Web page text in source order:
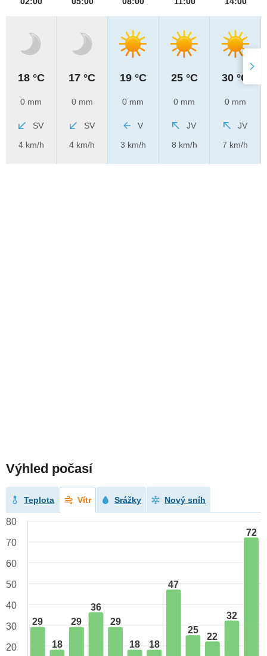
18 °C
0 mm
SV
4 km/h
17 °C
0 mm
SV
4 km/h
19 °C
0 mm
V
3 km/h
25 °C
0 mm
JV
8 km/h
30 °C
0 mm
JV
7 km/h
Výhled počasí
Teplota Vítr Srážky Nový sníh
29
18
29
36
29
18 18
47
25
22
32
72
80
70
60
50
40
30
20